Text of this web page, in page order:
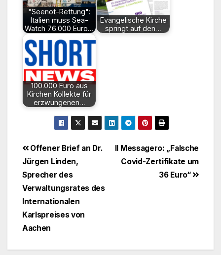
"Seenot-Rettung":
Italien muss Sea-
Watch 76.000 Euro…
Evangelische Kirche
springt auf den…
100.000 Euro aus
Kirchen Kollekte für
erzwungenen…
Beitragsnavigation
Il Messagero: „Falsche
Covid-Zertifikate um
36 Euro“
Offener Brief an Dr.
Jürgen Linden,
Sprecher des
Verwaltungsrates des
Internationalen
Karlspreises von
Aachen